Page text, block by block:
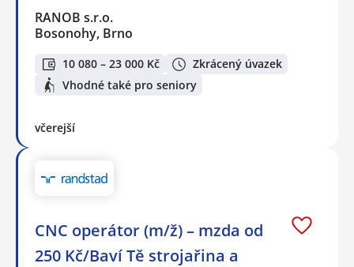
RANOB s.r.o.
Bosonohy, Brno
10 080 – 23 000 Kč
Zkrácený úvazek
Vhodné také pro seniory
včerejší
CNC operátor (m/ž) – mzda od
250 Kč/Baví Tě strojařina a